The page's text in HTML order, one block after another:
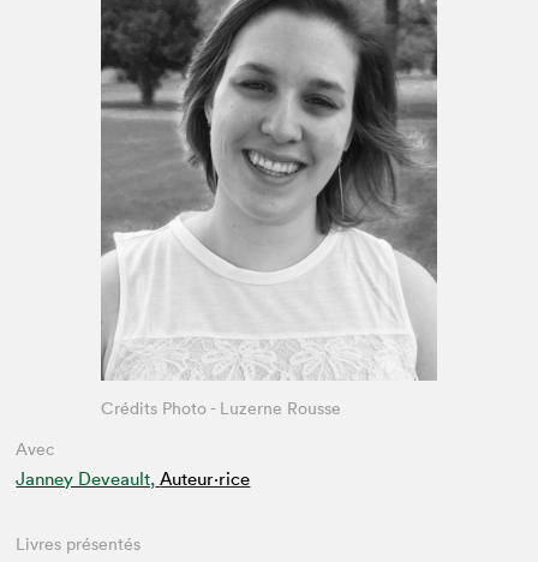
Avec
Janney Deveault, Auteur·rice
Crédits Photo - Luzerne Rousse
Livres présentés